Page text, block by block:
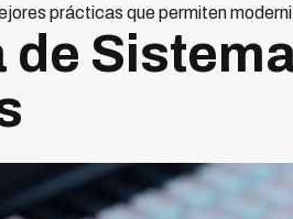
prácticas que permiten